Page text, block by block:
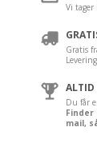
Vi tager
Gratis
ALTID
Du får
mail,